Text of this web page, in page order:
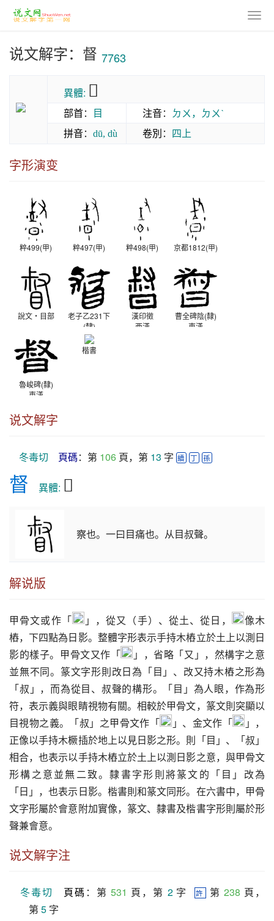
说文解字：督 7763
異體: 𥆳
部首： 目 注音： ㄉㄨ，ㄉㄨˋ
拼音： dū, dù 卷別： 四上
字形演变
粹499(甲) 粹497(甲) 粹498(甲) 京都1812(甲)
說文‧目部
老子乙231下
(隸)
西漢
漢印徵
西漢
曹全碑陰(隸)
東漢
魯峻碑(隸)
東漢
楷書
说文解字
冬毒切 頁碼：第 106 頁，第 13 字 續 丁 孫
督 異體: 𥆳
察也。一曰目痛也。从目叔聲。
解说版
甲骨文或作「 」，從又（手）、從土、從日，
像木
樁，下四點為日影。整體字形表示手持木樁立於土上以測日
影的樣子。甲骨文又作「
」，省略「又」，然構字之意
並無不同。篆文字形則改日為「目」、改又持木樁之形為
「叔」，而為從目、叔聲的構形。「目」為人眼，作為形
符，表示義與眼睛視物有關。相較於甲骨文，篆文則突顯以
目視物之義。「叔」之甲骨文作「
」、金文作「
」，
正像以手持木橛插於地上以見日影之形。則「目」、「叔」
相合，也表示以手持木樁立於土上以測日影之意，與甲骨文
形構之意並無二致。隸書字形則將篆文的「目」改為
「日」，也表示日影。楷書則和篆文同形。在六書中，甲骨
文字形屬於會意附加實像，篆文、隸書及楷書字形則屬於形
聲兼會意。
说文解字注
冬毒切 頁碼 ：第 531 頁，第 2 字 許 第 238 頁，
第 5 字